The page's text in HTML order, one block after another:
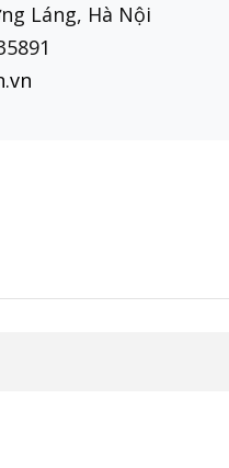
Láng, Hà Nội